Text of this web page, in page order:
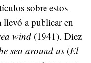
sobre estos
llevó a publicar en
wind (1941). Diez
sea around us (El